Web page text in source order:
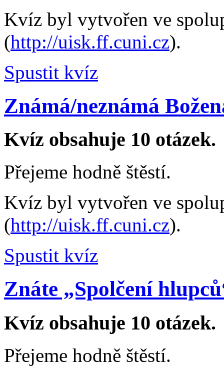
Kvíz byl vytvořen ve
(http://uisk.ff.cuni.cz).
Spustit kvíz
Známá/neznámá
Kvíz obsahuje 10 otázek.
Přejeme hodně štěstí.
Kvíz byl vytvořen ve
(http://uisk.ff.cuni.cz).
Spustit kvíz
Znáte „Spolčení
Kvíz obsahuje 10 otázek.
Přejeme hodně štěstí.